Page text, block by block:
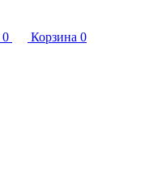
0 Корзина 0